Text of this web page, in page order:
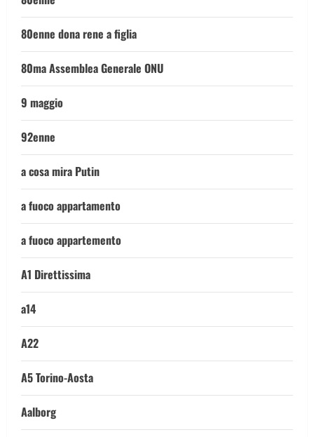
80enne dona rene a figlia
80ma Assemblea Generale ONU
9 maggio
92enne
a cosa mira Putin
a fuoco appartamento
a fuoco appartemento
A1 Direttissima
a14
A22
A5 Torino-Aosta
Aalborg